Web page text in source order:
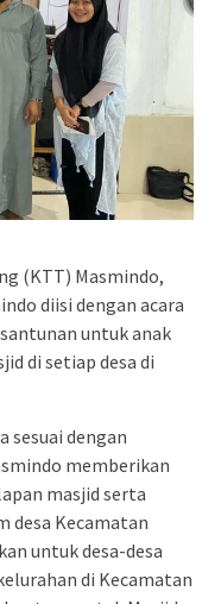
(KTT) Masmindo,
diisi dengan acara
untuk anak
di setiap desa di
sesuai dengan
memberikan
masjid serta
desa Kecamatan
untuk desa-desa
di Kecamatan